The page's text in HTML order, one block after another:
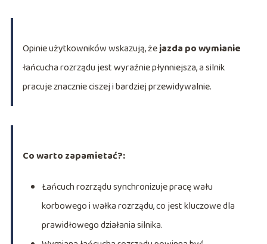
Opinie użytkowników wskazują, żejazda po wymianie
łańcucha rozrządu jest wyraźnie płynniejsza, a silnik
pracuje znacznie ciszej i bardziej przewidywalnie.
Co warto zapamietać?:
Łańcuch rozrządu synchronizuje pracę wału
korbowego i wałka rozrządu, co jest kluczowe dla
prawidłowego działania silnika.